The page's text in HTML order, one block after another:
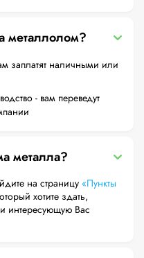
металлолом?
заплатят наличными или
- вам переведут
металла?
на страницу «Пункты
хотите здать,